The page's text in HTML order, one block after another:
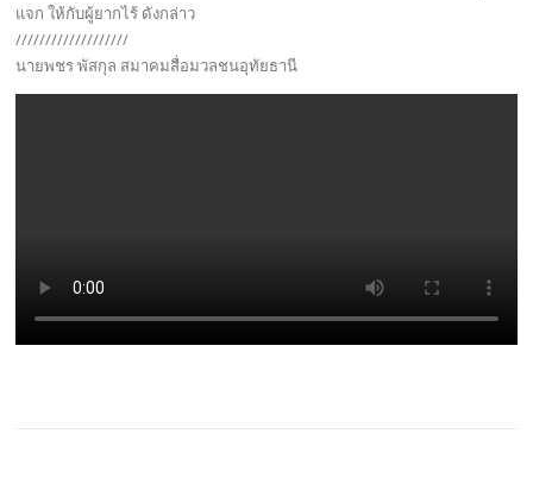
แจก ให้กับผู้ยากไร้ ดังกล่าว
///////////////////
นายพชร พัสกุล สมาคมสื่อมวลชนอุทัยธานี